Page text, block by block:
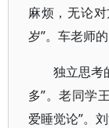
麻烦，无论
岁”。车老师
独立思考
多”。老同学
爱睡觉论”。